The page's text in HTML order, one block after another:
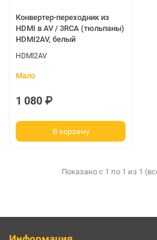
Конвертер-переходник из
HDMI в AV / 3RCA (тюльпаны)
HDMI2AV, белый
HDMI2AV
Мало
1 080 ₽
В корзину
Показано с 1 по 1 из 1